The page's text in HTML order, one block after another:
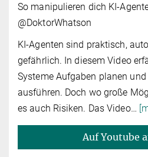
So manipulieren dich KI-
@DoktorWhatson
KI-Agenten sind praktisch,
gefährlich. In diesem Video
Systeme Aufgaben planen
ausführen. Doch wo große
es auch Risiken. Das Video…
Auf Youtube